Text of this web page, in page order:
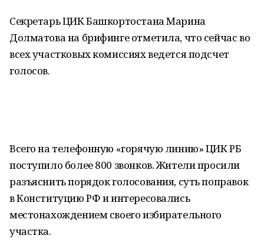
Секретарь ЦИК Башкортостана Марина
Долматова на брифинге отметила, что сейчас во
всех участковых комиссиях ведется подсчет
голосов.
Всего на телефонную «горячую линию» ЦИК РБ
поступило более 800 звонков. Жители просили
разъяснить порядок голосования, суть поправок
в Конституцию РФ и интересовались
местонахождением своего избирательного
участка.